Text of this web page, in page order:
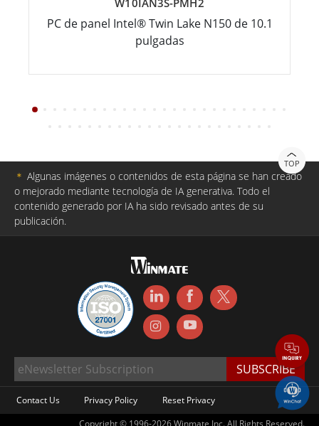
W10IAN3S-PMH2
PC de panel Intel® Twin Lake N150 de 10.1
pulgadas
TOP
＊ Algunas imágenes o contenidos de esta página se han creado
o mejorado mediante tecnología de IA generativa. Todo el
contenido generado por IA ha sido revisado antes de su
publicación.
Contact Us Privacy Policy
Reset Privacy